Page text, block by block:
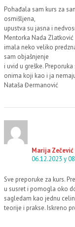
Pohađala sam kurs za
osmišljena,
upustva su jasna i
Mentorka Nada
imala neko veliko
sam objašnjenje
i uvid u greške.
onima koji kao i ja
Nataša Đermanović
Marija Zečević
06.12.2023 у
Sve preporuke za kurs.
u susret i pomogla oko
sagledam kao jednu
teorije i prakse. Iskreno